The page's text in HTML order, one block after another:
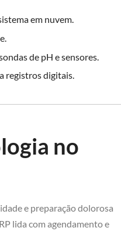
em nuvem.
de pH e sensores.
registros digitais.
no
e preparação dolorosa
lida com agendamento e